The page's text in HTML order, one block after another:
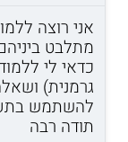
אני רוצה
מתלבט
כדאי לי
גרמנית)
להשתמש
תודה רבה